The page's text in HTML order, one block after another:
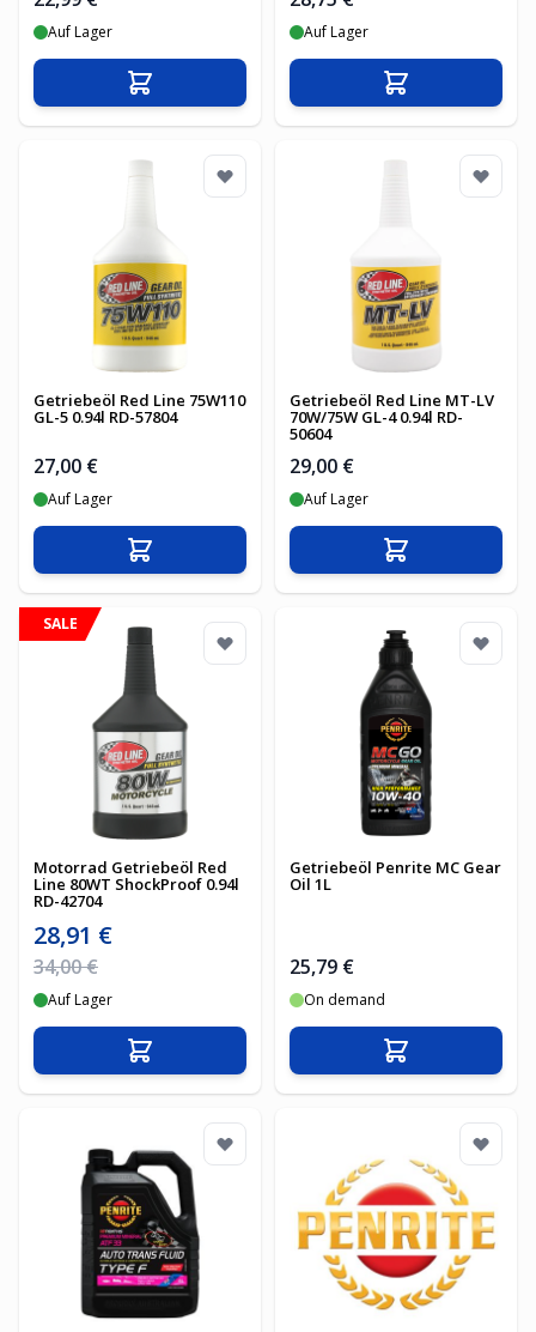
Auf Lager
In den Warenkorb
Auf Lager
In den
Getriebeöl Red Line 75W110
GL-5 0.94l RD-57804
27,00 €
Auf Lager
In den Warenkorb
Getriebeöl Red Line MT-LV
70W/75W GL-4 0.94l RD-
50604
29,00 €
Auf Lager
In den
SALE
Motorrad Getriebeöl Red
Line 80WT ShockProof 0.94l
RD-42704
Sonderpreis
28,91 €
Regulärer Preis
34,00 €
Auf Lager
In den Warenkorb
Getriebeöl Penrite MC Gear
Oil 1L
25,79 €
On demand
In den